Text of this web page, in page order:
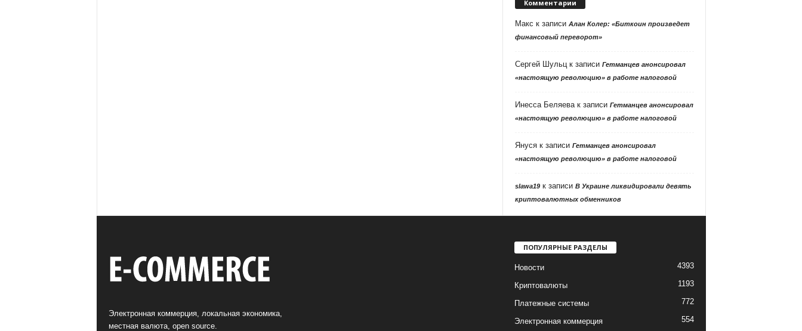
Комментарии
Макс к записи Алан Колер: «Биткоин произведет
финансовый переворот»
Сергей Шульцк записи Гетманцев анонсировал
«настоящую революцию» в работе налоговой
Инесса Беляевак записи Гетманцев анонсировал
«настоящую революцию» в работе налоговой
Янусяк записи Гетманцев анонсировал
«настоящую революцию» в работе налоговой
slawa19к записи В Украине ликвидировали девять
криптовалютных обменников
Электронная коммерция, локальная экономика,
местная валюта, open source.
ПОПУЛЯРНЫЕ РАЗДЕЛЫ
Новости 4393
Криптовалюты 1193
Платежные системы 772
Электронная коммерция 554